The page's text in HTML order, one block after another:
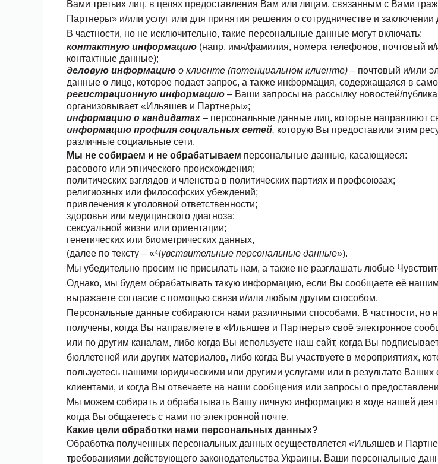
Вами третьих лиц, в целях предоставления Вам или лицам, связанным с Вами
Партнеры» и/или услуг или для принятия решения о сотрудничестве и заключении
В частности, но не исключительно, такие персональные данные могут включать:
контактную информацию (напр. имя/фамилия, номера телефонов, почтовый
контактные данные);
деловую информацию о клиенте (потенциальном клиенте) – почтовый и/или
данные о лице, которое подает запрос, а также информация, содержащаяся в
регистрационную информацию – Ваши запросы на рассылку новостей/
организовывает «Ильяшев и Партнеры»;
информацию о кандидатах– персональные данные лиц, которые направляют
информацию профиля социальных сетей, которую Вы предоставили этим
различные социальные сети.
Мы не собираем и не обрабатываем персональные данные, касающиеся:
расового или этнического происхождения;
политических взглядов и членства в политических партиях и профсоюзах;
религиозных или философских убеждений;
привлечения к уголовной ответственности;
здоровья или медицинского диагноза;
сексуальной жизни или ориентации;
генетических или биометрических данных,
(далее по тексту – «Чувствительные персональные данные»).
Мы убедительно просим не присылать нам, а также не разглашать любые
Однако, мы будем обрабатывать такую информацию, если Вы сообщаете её
выражаете согласие с помощью связи и/или любым другим способом.
Персональные данные собираются нами различными способами. В частности, но
получены, когда Вы направляете в «Ильяшев и Партнеры» своё электронное
или по другим каналам, либо когда Вы используете наш сайт, когда Вы
бюллетеней или других материалов, либо когда Вы участвуете в мероприятиях,
пользуетесь нашими юридическими или другими услугами или в результате
клиентами, и когда Вы отвечаете на наши сообщения или запросы о
Мы можем собирать и обрабатывать Вашу личную информацию в ходе нашей
когда Вы общаетесь с нами по электронной почте.
Какие цели обработки нами персональных данных?
Обработка полученных персональных данных осуществляется «Ильяшев и
требованиями действующего законодательства Украины. Ваши персональные